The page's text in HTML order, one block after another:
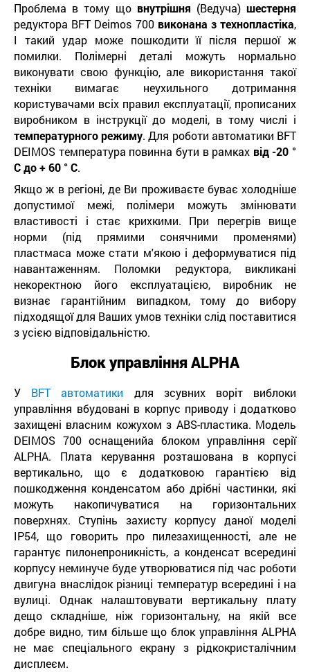
Проблема в тому що внутрішня (Ведуча)шестерня
редуктора BFT Deimos 700 виконана з технопластіка,
І такий удар може пошкодити її після першої ж
помилки. Полімерні деталі можуть нормально
виконувати свою функцію, але використання такої
техніки вимагає неухильного дотримання
користувачами всіх правил експлуатації, прописаних
виробником в інструкції до моделі, в тому числі і
температурного режиму. Для роботи автоматики BFT
DEIMOS температура повинна бути в рамках від -20 °
С до + 60 ° С.
Якщо ж в регіоні, де Ви проживаєте буває холодніше
допустимої межі, полімери можуть змінювати
властивості і стає крихкими. При перегрів вище
норми (під прямими сонячними променями)
пластмаса може стати м'якою і деформуватися під
навантаженням. Поломки редуктора, викликані
некоректною його експлуатацією, виробник не
визнає гарантійним випадком, тому до вибору
підходящої для Ваших умов техніки слід поставитися
з усією відповідальністю.
Блок управління ALPHA
У BFT автоматики для зсувних воріт виблоки
управління вбудовані в корпус приводу і додатково
захищені власним кожухом з ABS-пластика. Модель
DEIMOS 700 оснащенийа блоком управління серії
ALPHA. Плата керування розташована в корпусі
вертикально, що є додатковою гарантією від
пошкодження конденсатом або дрібні частинки, які
можуть накопичуватися на горизонтальних
поверхнях. Ступінь захисту корпусу даної моделі
IP54, що говорить про пилезахищенності, але не
гарантує пилонепроникність, а конденсат всередині
корпусу неминуче буде утворюватися під час роботи
двигуна внаслідок різниці температур всередині і на
вулиці. Однак налаштовувати вертикальну плату
дещо складніше, ніж горизонтальну, на якій все
добре видно, тим більше що блок управління ALPHA
не має спеціального екрану з рідкокристалічним
дисплеєм.